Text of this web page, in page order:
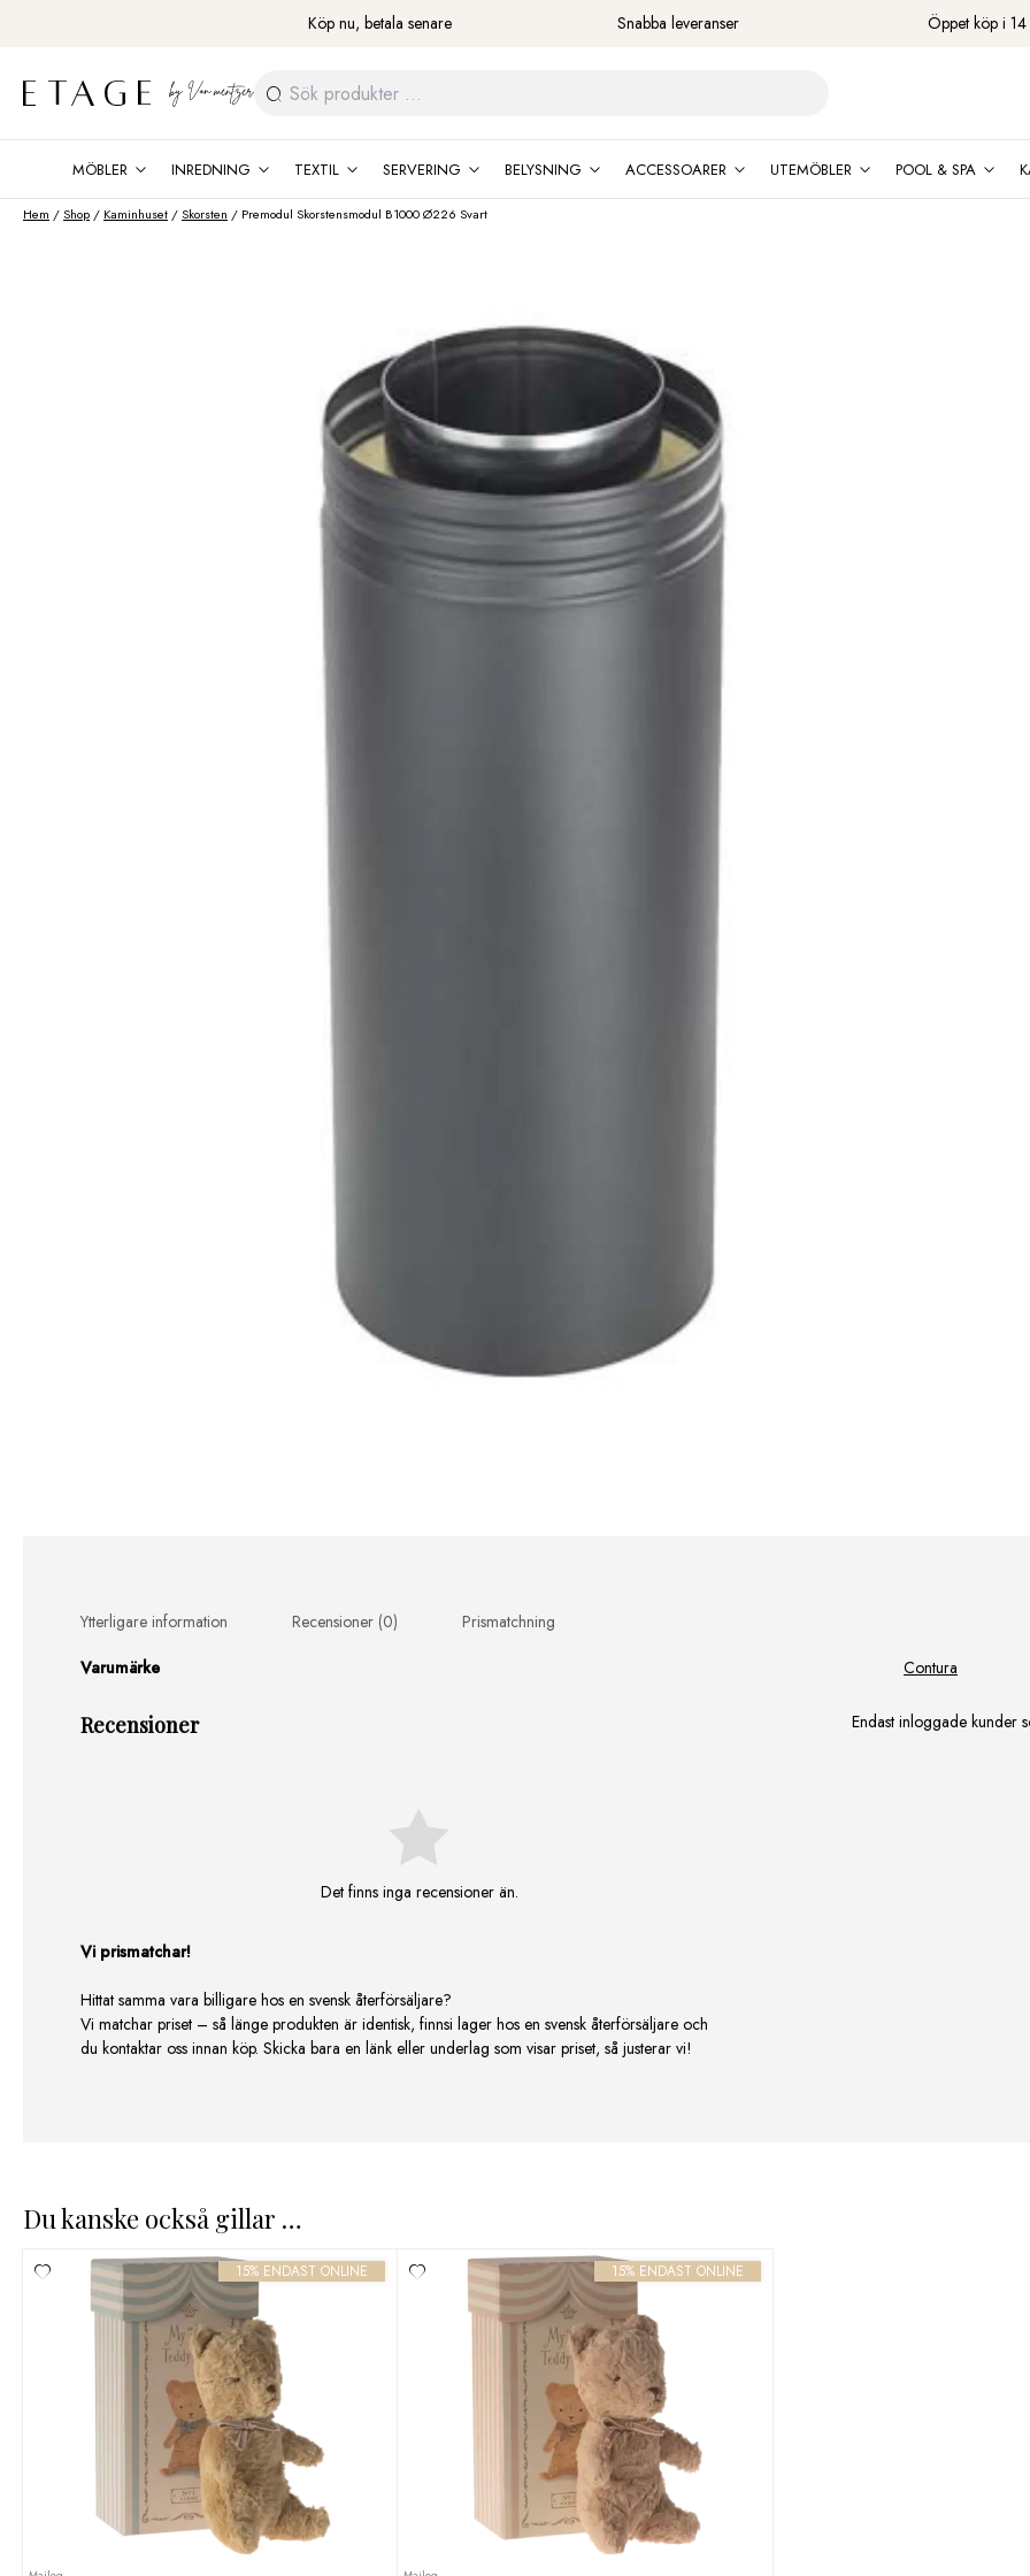
Köp nu, betala senare Snabba leveranser Öppet köp i
Sök
efter:
MÖBLER INREDNING TEXTIL SERVERING BELYSNING ACCESSOARER UTEMÖBLER POOL & SPA
Hem /Shop / Kaminhuset /Skorsten / Premodul Skorstensmodul B1000 Ø226 Svart
Ytterligare information Recensioner (0)
Prismatchning
Varumärke
Contura
Recensioner
Det finns inga recensioner än.
Endast inloggade kunder
Vi prismatchar!
Hittat samma vara billigare hos en svensk återförsäljare?
Vi matchar priset – så länge produkten är identisk, finnsi lager hos en svensk återförsäljare och
du kontaktar oss innan köp. Skicka bara en länk eller underlag som visar priset, så justerar vi!
Du kanske också gillar …
15% ENDAST ONLINE 15% ENDAST ONLINE